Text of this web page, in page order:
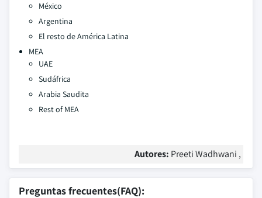
México
Argentina
El resto de América Latina
MEA
UAE
Sudáfrica
Arabia Saudita
Rest of MEA
Autores: Preeti Wadhwani ,
Preguntas frecuentes(FAQ):